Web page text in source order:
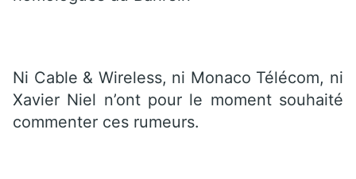
Ni Cable & Wireless, ni Monaco Télécom, ni
Xavier Niel n’ont pour le moment souhaité
commenter ces rumeurs.